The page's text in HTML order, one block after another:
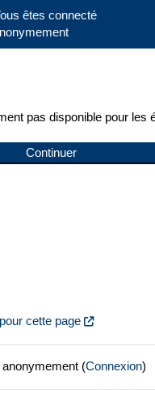
la saisie de recherche
êtes connecté
pas disponible pour les
Continuer
cette page
(Connexion)